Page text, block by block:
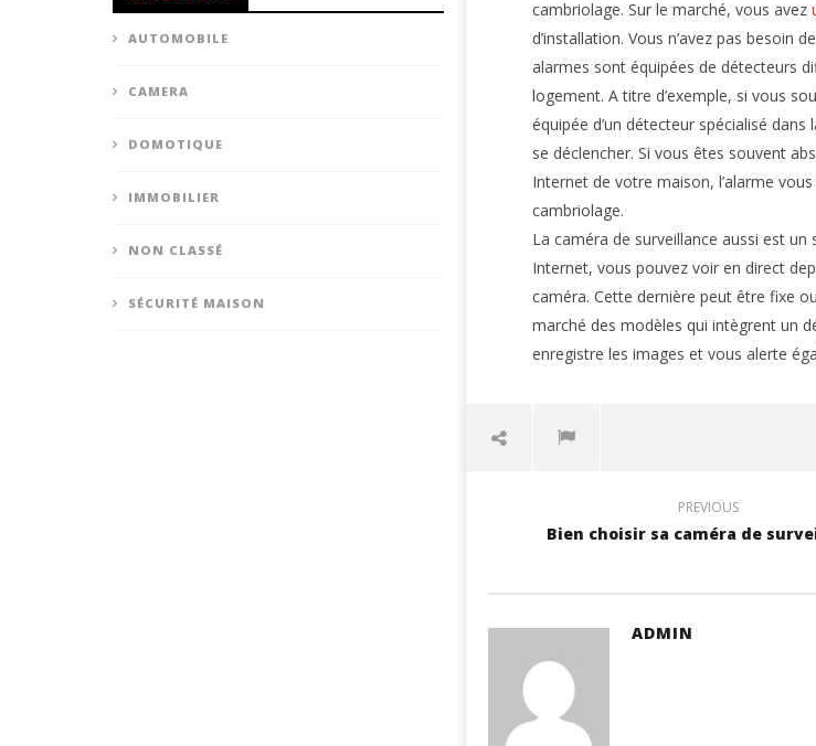
cambriolage. Sur le marché, vous avez
d’installation. Vous n’avez pas besoin
alarmes sont équipées de détecteurs
logement. A titre d’exemple, si vous
équipée d’un détecteur spécialisé
se déclencher. Si vous êtes souvent
Internet de votre maison, l’alarme
cambriolage.
La caméra de surveillance aussi est
Internet, vous pouvez voir en direct
caméra. Cette dernière peut être fixe
marché des modèles qui intègrent un
enregistre les images et vous alerte
PREVIOUS
Bien choisir sa caméra de
ADMIN
AUTOMOBILE
CAMERA
DOMOTIQUE
IMMOBILIER
NON CLASSÉ
SÉCURITÉ MAISON